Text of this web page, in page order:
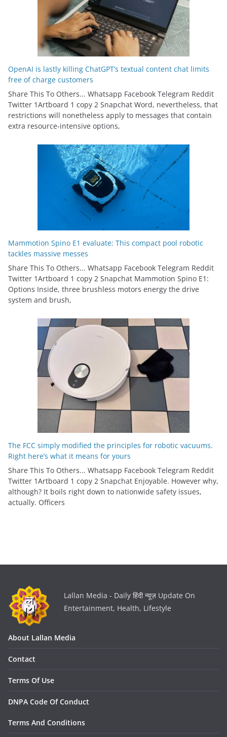
OpenAI is lastly killing ChatGPT’s textual content chat limits
free of charge customers
Share This To Others... Whatsapp Facebook Telegram Reddit
Twitter 1Artboard 1 copy 2 Snapchat Word, nevertheless, that
restrictions will nonetheless apply to messages that contain
extra resource-intensive options,
Mammotion Spino E1 evaluate: This compact pool robotic
tackles massive messes
Share This To Others... Whatsapp Facebook Telegram Reddit
Twitter 1Artboard 1 copy 2 Snapchat Mammotion Spino E1:
Options Inside, three brushless motors energy the drive
system and brush,
The FCC simply modified the principles for robotic vacuums.
Right here’s what it means for yours
Share This To Others... Whatsapp Facebook Telegram Reddit
Twitter 1Artboard 1 copy 2 Snapchat Enjoyable. However why,
although? It boils right down to nationwide safety issues,
actually. Officers
Lallan Media - Daily हिंदी न्यूज़ Update On
Entertainment, Health, Lifestyle
About Lallan Media
Contact
Terms Of Use
DNPA Code Of Conduct
Terms And Conditions